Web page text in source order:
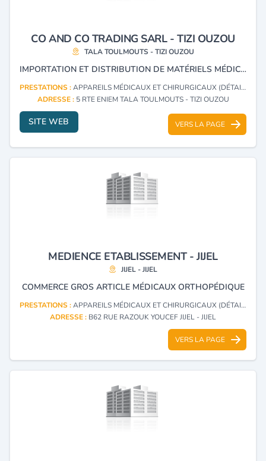
CO AND CO TRADING SARL - TIZI OUZOU
TALA TOULMOUTS - TIZI OUZOU
IMPORTATION ET DISTRIBUTION DE MATÉRIELS MÉDICALES.
PRESTATIONS :APPAREILS MÉDICAUX ET CHIRURGICAUX (DÉTAIL)
ADRESSE : 5 RTE ENIEM TALA TOULMOUTS - TIZI OUZOU
SITE WEB VERS LA PAGE
MEDIENCE ETABLISSEMENT - JIJEL
JIJEL - JIJEL
COMMERCE GROS ARTICLE MÉDICAUX ORTHOPÉDIQUE
PRESTATIONS :APPAREILS MÉDICAUX ET CHIRURGICAUX (DÉTAIL)
ADRESSE : B62 RUE RAZOUK YOUCEF JIJEL - JIJEL
VERS LA PAGE